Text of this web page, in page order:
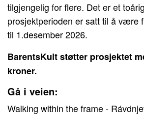
tilgjengelig for flere. Det er et
prosjektperioden er satt til å være
til 1.desember 2026.
BarentsKult støtter prosjektet
kroner.
Gå i veien:
Walking within the frame -